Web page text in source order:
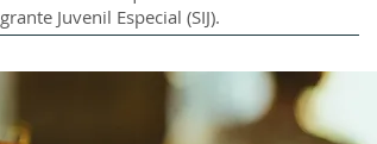
Juvenil Especial (SIJ).